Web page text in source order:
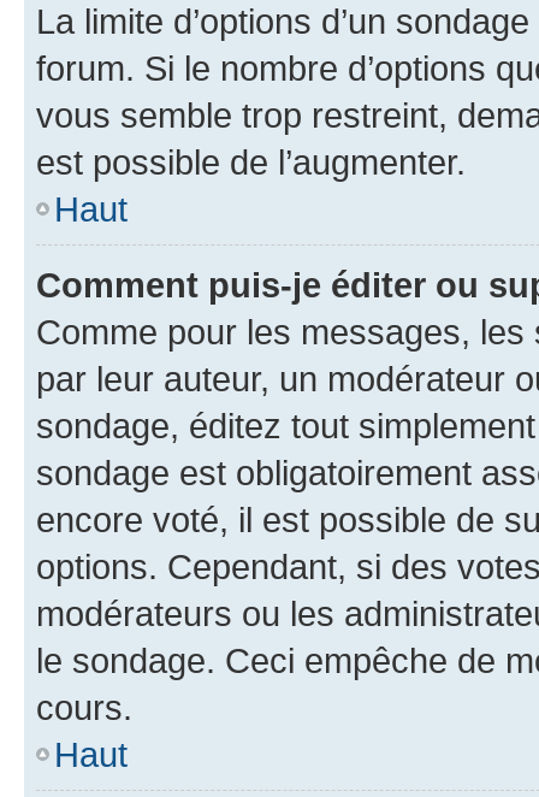
La limite d’options d’un
forum. Si le nombre d’options
vous semble trop restreint,
est possible de l’augmenter.
Haut
Comment puis-je éditer ou
Comme pour les messages,
par leur auteur, un modérateur
sondage, éditez tout
sondage est obligatoirement
encore voté, il est possible de
options. Cependant, si des
modérateurs ou les
le sondage. Ceci empêche de
cours.
Haut